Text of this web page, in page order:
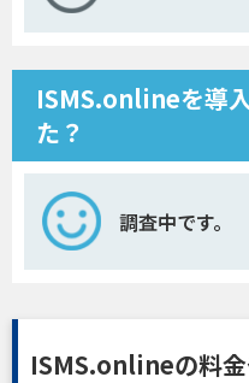
ISMS.onlineを導
た？
調査中です。
ISMS.onlineの料金